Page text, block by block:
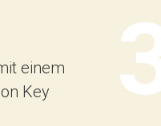
einem
Key